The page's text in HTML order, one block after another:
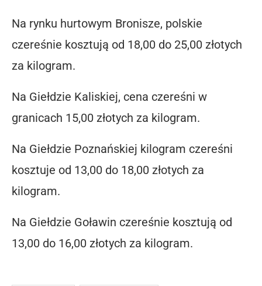
Na rynku hurtowym Bronisze, polskie
czereśnie kosztują od 18,00 do 25,00 złotych
za kilogram.
Na Giełdzie Kaliskiej, cena czereśni w
granicach 15,00 złotych za kilogram.
Na Giełdzie Poznańskiej kilogram czereśni
kosztuje od 13,00 do 18,00 złotych za
kilogram.
Na Giełdzie Goławin czereśnie kosztują od
13,00 do 16,00 złotych za kilogram.